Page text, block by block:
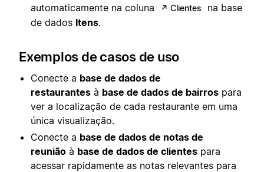
automaticamente na coluna
↗ Clientes
na base
de dados Itens.
Exemplos de casos de uso
Conecte a base de dados de
restaurantes à base de dados de bairros para
ver a localização de cada restaurante em uma
única visualização.
Conecte a base de dados de notas de
reunião à base de dados de clientes para
acessar rapidamente as notas relevantes para